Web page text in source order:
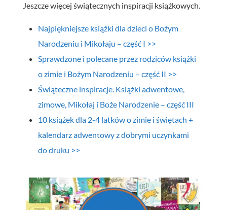
Jeszcze więcej świątecznych inspiracji książkowych.
Najpiękniejsze książki dla dzieci o Bożym
Narodzeniu i Mikołaju – część I >>
Sprawdzone i polecane przez rodziców książki
o zimie i Bożym Narodzeniu – część II >>
Świąteczne inspiracje. Książki adwentowe,
zimowe, Mikołaj i Boże Narodzenie – część III
10 książek dla 2-4 latków o zimie i świętach +
kalendarz adwentowy z dobrymi uczynkami
do druku >>